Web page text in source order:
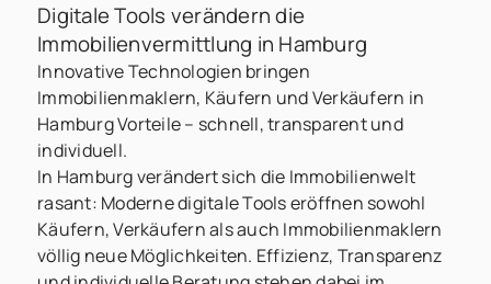
Digitale Tools verändern die
Immobilienvermittlung in Hamburg
Innovative Technologien bringen
Immobilienmaklern, Käufern und Verkäufern in
Hamburg Vorteile – schnell, transparent und
individuell.
In Hamburg verändert sich die Immobilienwelt
rasant: Moderne digitale Tools eröffnen sowohl
Käufern, Verkäufern als auch Immobilienmaklern
völlig neue Möglichkeiten. Effizienz, Transparenz